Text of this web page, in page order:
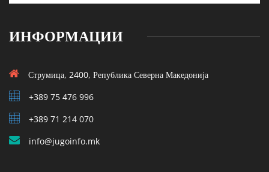
ИНФОРМАЦИИ
Струмица, 2400, Република Северна Македонија
+389 75 476 996
+389 71 214 070
info@jugoinfo.mk